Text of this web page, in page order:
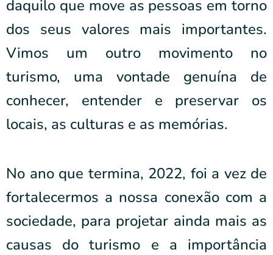
daquilo que move as pessoas em torno
dos seus valores mais importantes.
Vimos um outro movimento no
turismo, uma vontade genuína de
conhecer, entender e preservar os
locais, as culturas e as memórias.
No ano que termina, 2022, foi a vez de
fortalecermos a nossa conexão com a
sociedade, para projetar ainda mais as
causas do turismo e a importância